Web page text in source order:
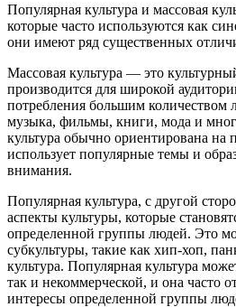
Популярная культура и массовая
которые часто используются как
они имеют ряд существенных
Массовая культура — это
производится для широкой
потребления большим
музыка, фильмы, книги, мода и
культура обычно ориентирована на
использует популярные темы и
внимания.
Популярная культура, с другой
аспекты культуры, которые
определенной группы людей. Это
субкультуры, такие как хип-хоп,
культура. Популярная культура
так и некоммерческой, и она часто
интересы определенной группы